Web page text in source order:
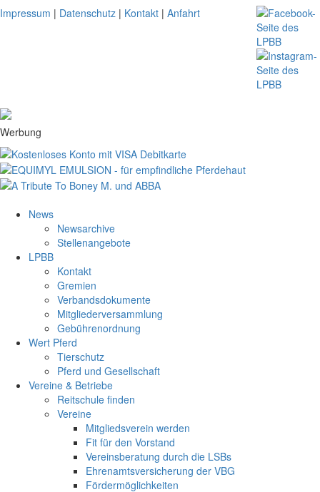
Impressum | Datenschutz | Kontakt | Anfahrt
Werbung
News
Newsarchive
Stellenangebote
LPBB
Kontakt
Gremien
Verbandsdokumente
Mitgliederversammlung
Gebührenordnung
Wert Pferd
Tierschutz
Pferd und Gesellschaft
Vereine & Betriebe
Reitschule finden
Vereine
Mitgliedsverein werden
Fit für den Vorstand
Vereinsberatung durch die LSBs
Ehrenamtsversicherung der VBG
Fördermöglichkeiten